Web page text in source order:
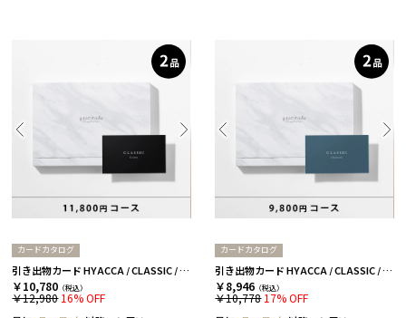
カードカタログ
引き出物カード HYACCA / CLASSIC / 2品セレクト / クラウン 【引き出物宅配】
￥10,780 （税込）
￥12,980 16% OFF
カードカタログ
引き出物カード HYACCA / CLASSIC / 2品セレクト / ダイヤモンド 【引き出物宅配】
￥8,946 （税込）
￥10,778 17% OFF